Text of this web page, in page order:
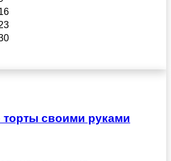
торты своими руками